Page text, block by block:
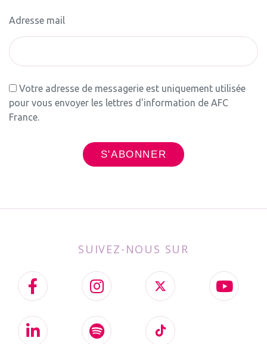
Adresse mail
Votre adresse de messagerie est uniquement utilisée
pour vous envoyer les lettres d'information de AFC
France.
SUIVEZ-NOUS SUR